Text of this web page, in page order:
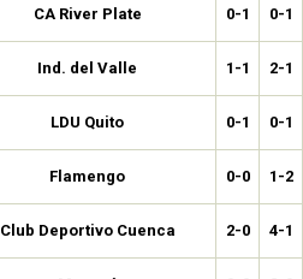
CA River Plate 0-1 0-1
Ind. del Valle 1-1 2-1
LDU Quito 0-1 0-1
Flamengo 0-0 1-2
Club Deportivo Cuenca 2-0 4-1